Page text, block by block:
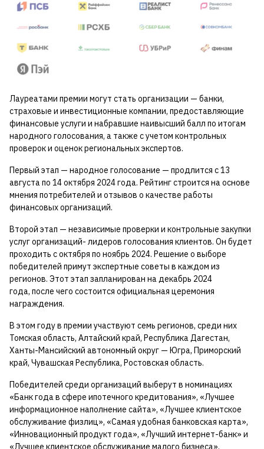
Лауреатами премии могут стать организации — банки,
страховые и инвестиционные компании, предоставляющие
финансовые услуги и набравшие наивысший балл по итогам
народного голосования, а также с учетом контрольных
проверок и оценок региональных экспертов.
Первый этап — народное голосование — продлится с 13
августа по 14 октября 2024 года. Рейтинг строится на основе
мнения потребителей и отзывов о качестве работы
финансовых организаций.
Второй этап — независимые проверки и контрольные закупки
услуг организаций- лидеров голосования клиентов. Он будет
проходить с октября по ноябрь 2024. Решение о выборе
победителей примут экспертные советы в каждом из
регионов. Этот этап запланирован на декабрь 2024
года, после чего состоится официальная церемония
награждения.
В этом году в премии участвуют семь регионов, среди них
Томская область, Алтайский край, Республика Дагестан,
Ханты-Мансийский автономный округ — Югра, Приморский
край, Чувашская Республика, Ростовская область.
Победителей среди организаций выберут в номинациях
«Банк года в сфере ипотечного кредитования», «Лучшее
информационное наполнение сайта», «Лучшее клиентское
обслуживание физлиц», «Самая удобная банковская карта»,
«Инновационный продукт года», «Лучший интернет-банк» и
«Лучшее клиентское обслуживание малого бизнеса».